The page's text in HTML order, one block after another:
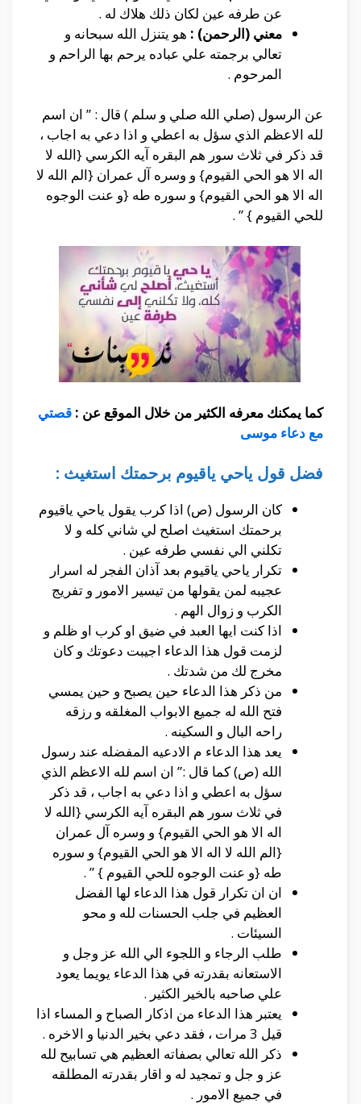
عن طرفه عين لكان ذلك هلاك له .
معني (الرحمن) : هو يتنزل الله سبحانه و
تعالي برجمته علي عباده يرحم بها الراحم و
المرحوم .
عن الرسول (صلي الله صلي و سلم ) قال : ” ان اسم
لله الاعظم الذي سؤل به اعطي و اذا دعي به اجاب ،
قد ذكر في ثلاث سور هم البقره آيه الكرسي {الله لا
اله الا هو الحي القيوم} و وسره آل عمران {الم الله لا
اله الا هو الحي القيوم} و سوره طه {و عنت الوجوه
للحي القيوم } ” .
كما يمكنك معرفه الكثير من خلال الموقع عن : قصتي
مع دعاء موسى
فضل قول ياحي ياقيوم برحمتك استغيث :
كان الرسول (ص) اذا كرب يقول ياحي ياقيوم
برحمتك استغيث اصلح لي شاني كله و لا
تكلني الي نفسي طرفه عين .
تكرار ياحي ياقيوم بعد آذان الفجر له اسرار
عجيبه لمن يقولها من تيسير الامور و تفريج
الكرب و زوال الهم .
اذا كنت ايها العبد في ضيق او كرب او ظلم و
لزمت قول هذا الدعاء اجيبت دعوتك و كان
مخرج لك من شدتك .
من ذكر هذا الدعاء حين يصبح و حين يمسي
فتح الله له جميع الابواب المغلقه و رزقه
راحه البال و السكينه .
يعد هذا الدعاء م الادعيه المفضله عند رسول
الله (ص) كما قال :” ان اسم لله الاعظم الذي
سؤل به اعطي و اذا دعي به اجاب ، قد ذكر
في ثلاث سور هم البقره آيه الكرسي {الله لا
اله الا هو الحي القيوم} و وسره آل عمران
{الم الله لا اله الا هو الحي القيوم} و سوره
طه {و عنت الوجوه للحي القيوم } ” .
ان ان تكرار قول هذا الدعاء لها الفضل
العظيم في جلب الحسنات لله و محو
السيئات .
طلب الرجاء و اللجوء الي الله عز وجل و
الاستعانه بقدرته في هذا الدعاء يويما يعود
علي صاحبه بالخير الكثير .
يعتبر هذا الدعاء من اذكار الصباح و المساء اذا
قيل 3 مرات ، فقد دعي بخير الدنيا و الاخره .
ذكر الله تعالي بصفاته العظيم هي تسابيح لله
عز و جل و تمجيد له و اقار بقدرته المطلقه
في جميع الامور .